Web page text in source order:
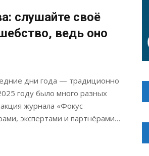
cлушайте своё
ведь оно
дни года — традиционно
году было много разных
журнала «Фокус
экспертами и партнёрами…